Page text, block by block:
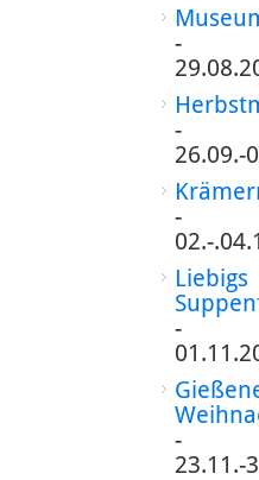
-
-
26.09.-
-
02.-
Liebigs
-
-
23.11.-